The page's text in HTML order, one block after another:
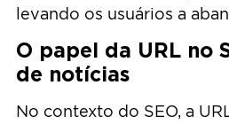
levando os usuários a
O papel da URL no
de notícias
No contexto do SEO, a